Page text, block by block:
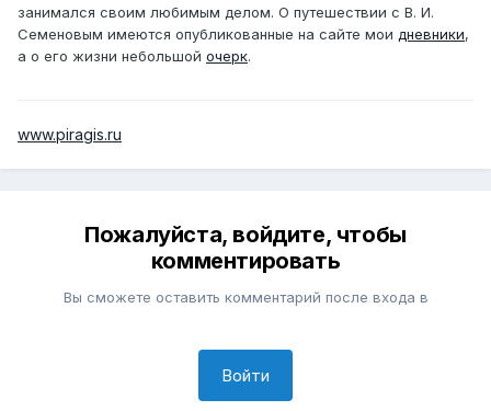
занимался своим любимым делом. О путешествии с В. И.
Семеновым имеются опубликованные на сайте мои дневники,
а о его жизни небольшой очерк.
www.piragis.ru
Пожалуйста, войдите, чтобы
комментировать
Вы сможете оставить комментарий после входа в
Войти